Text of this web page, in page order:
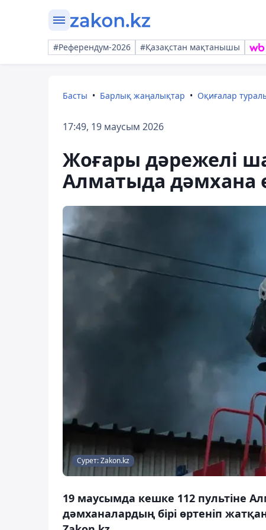
#Референдум-2026 #Қазақстан мақтанышы
Басты Барлық жаңалықтар Оқиғалар
17:49, 19 маусым 2026
Жоғары дәрежелі
Алматыда дәмхана
Сурет: Zakon.kz
19 маусымда кешке 112 пультіне
дәмханалардың бірі өртеніп